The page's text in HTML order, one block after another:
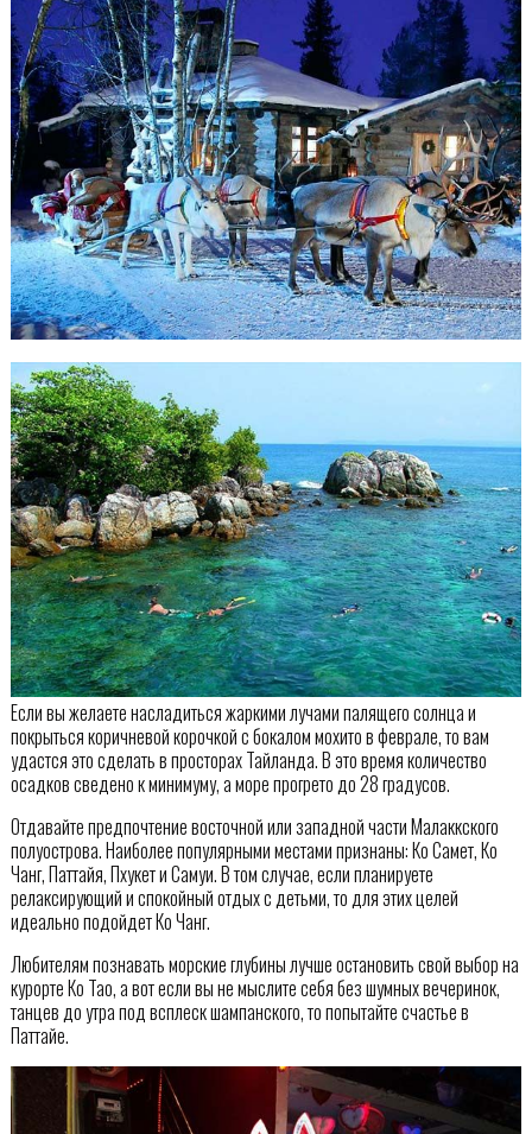
Если вы желаете насладиться жаркими лучами палящего солнца и
покрыться коричневой корочкой с бокалом мохито в феврале, то вам
удастся это сделать в просторах Тайланда. В это время количество
осадков сведено к минимуму, а море прогрето до 28 градусов.
Отдавайте предпочтение восточной или западной части Малаккского
полуострова. Наиболее популярными местами признаны: Ко Самет, Ко
Чанг, Паттайя, Пхукет и Самуи. В том случае, если планируете
релаксирующий и спокойный отдых с детьми, то для этих целей
идеально подойдет Ко Чанг.
Любителям познавать морские глубины лучше остановить свой выбор на
курорте Ко Тао, а вот если вы не мыслите себя без шумных вечеринок,
танцев до утра под всплеск шампанского, то попытайте счастье в
Паттайе.